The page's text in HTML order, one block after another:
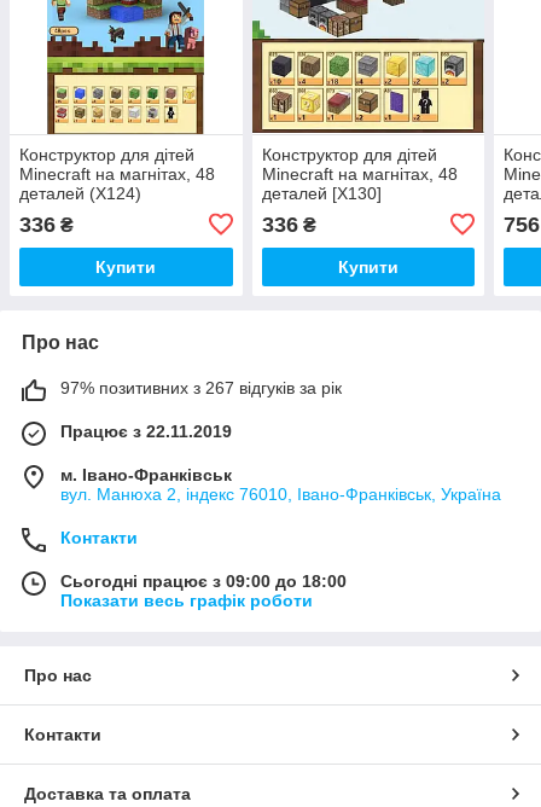
Конструктор для дітей
Minecraft на магнітах, 48
деталей (Х124)
336 ₴
Купити
Конструктор для дітей
Minecraft на магнітах, 48
деталей [X130]
336₴
Купити
756
Про нас
97% позитивних з 267 відгуків за рік
Працює з 22.11.2019
м. Івано-Франківськ
вул. Манюха 2, індекс 76010, Івано-Франківськ, Україна
Контакти
Сьогодні працює з 09:00 до 18:00
Показати весь графік роботи
Про нас
Контакти
Доставка та оплата